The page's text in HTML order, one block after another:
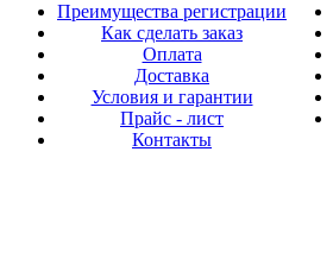
Преимущества регистрации
Как сделать заказ
Оплата
Доставка
Условия и гарантии
Прайс - лист
Контакты